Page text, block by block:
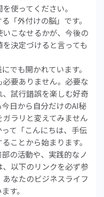
使ってください。
「外付けの脳」です。
こなせるかが、今後の
決定づけると言っても
でも開かれています。
要ありません。必要な
試行錯誤を楽しむ好奇
日から自分だけのAI秘
ラリと変えてみません
て「こんにちは、手伝
ことから始まります。
の活動や、実践的なノ
以下のリンクを必ず参
なたのビジネスライフ
す。